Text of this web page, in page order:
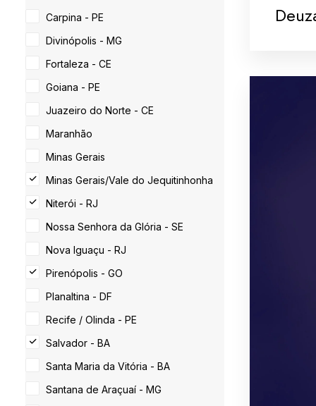
Carpina - PE
Divinópolis - MG
Fortaleza - CE
Goiana - PE
Juazeiro do Norte - CE
Maranhão
Minas Gerais
Minas Gerais/Vale do Jequitinhonha
Niterói - RJ
Nossa Senhora da Glória - SE
Nova Iguaçu - RJ
Pirenópolis - GO
Planaltina - DF
Recife / Olinda - PE
Salvador - BA
Santa Maria da Vitória - BA
Santana de Araçuaí - MG